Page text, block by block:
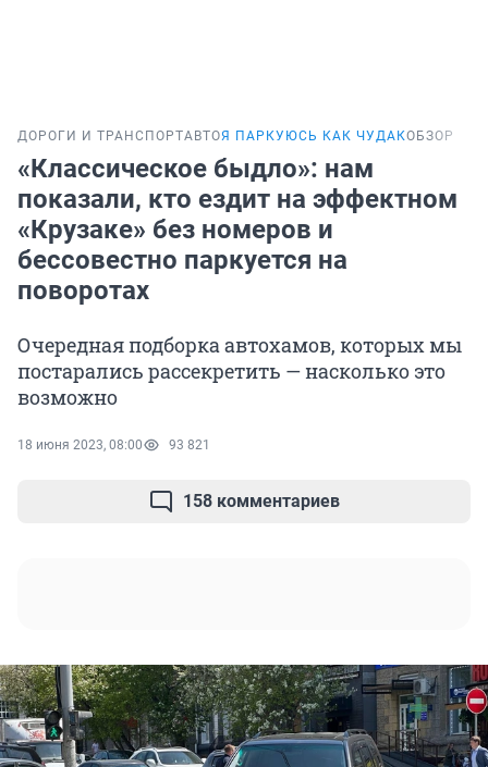
ДОРОГИ И ТРАНСПОРТАВТОЯ ПАРКУЮСЬ КАК ЧУДАКОБЗОР
«Классическое быдло»: нам
показали, кто ездит на эффектном
«Крузаке» без номеров и
бессовестно паркуется на
поворотах
Очередная подборка автохамов, которых мы
постарались рассекретить — насколько это
возможно
18 июня 2023, 08:00 93 821
158 комментариев